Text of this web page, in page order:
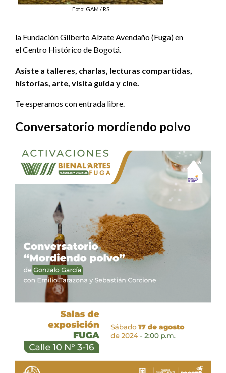
Foto: GAM / RS
la Fundación Gilberto Alzate Avendaño (Fuga)en
elCentro Histórico de Bogotá.
Asiste a talleres, charlas, lecturas compartidas,
historias, arte, visita guida y cine.
Te esperamos con entrada libre.
Conversatorio mordiendo polvo